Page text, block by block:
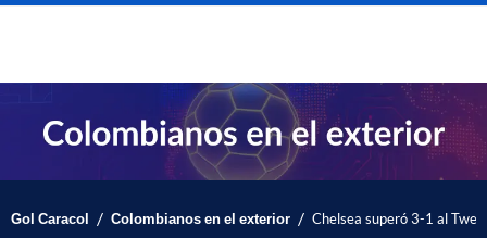
Gol Caracol / Colombianos en el exterior / Chelsea superó 3-1 al